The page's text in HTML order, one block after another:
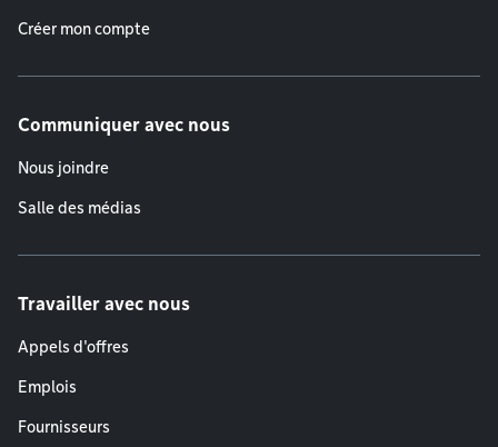
Créer mon compte
Communiquer avec nous
Nous joindre
Salle des médias
Travailler avec nous
Appels d'offres
Emplois
Fournisseurs